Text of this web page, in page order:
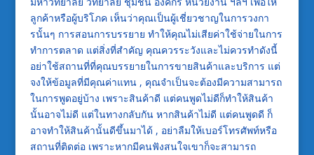
ลูกค้าหรือผู้บริโภค เห็นว่าคุณเป็นผู้เชี่ยวชาญในการวงกา
รนั้นๆ การสอนการบรรยาย ทำให้คุณไม่เสียค่าใช้จ่ายในการ
ทำการตลาด แต่สิ่งที่สำคัญ คุณควรระวังและไม่ควรทำดังนี้
อย่าใช้สถานที่ที่คุณบรรยายในการขายสินค้าและบริการ แต่
จงให้ข้อมูลที่มีคุณค่าแทน , คุณจำเป็นจะต้องมีความสามารถ
ในการพูดอยู่บ้าง เพราะสินค้าดี แต่คนพูดไม่ดีก็ทำให้สินค้า
นั้นอาจไม่ดี แต่ในทางกลับกัน หากสินค้าไม่ดี แต่คนพูดดี ก็
อาจทำให้สินค้านั้นดีขึ้นมาได้ , อย่าลืมให้เบอร์โทรศัพท์หรือ
สถานที่ติดต่อ เพราะหากมีคนฟังสนใจเขาก็จะสามารถ